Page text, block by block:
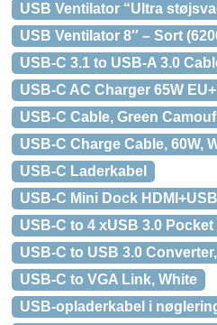
USB Ventilator “Ultra
USB Ventilator 8″ – Sort
USB-C 3.1 to USB-A 3.0
USB-C AC Charger 65W
USB-C Cable, Green
USB-C Charge Cable, 60W,
USB-C Laderkabel
USB-C Mini Dock
USB-C to 4 xUSB 3.0
USB-C to USB 3.0
USB-C to VGA Link, White
USB-opladerkabel i